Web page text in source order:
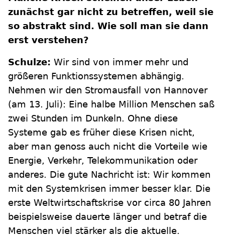
zunächst gar nicht zu betreffen, weil sie
so abstrakt sind. Wie soll man sie dann
erst verstehen?
Schulze: Wir sind von immer mehr und
größeren Funktionssystemen abhängig.
Nehmen wir den Stromausfall von Hannover
(am 13. Juli): Eine halbe Million Menschen saß
zwei Stunden im Dunkeln. Ohne diese
Systeme gab es früher diese Krisen nicht,
aber man genoss auch nicht die Vorteile wie
Energie, Verkehr, Telekommunikation oder
anderes. Die gute Nachricht ist: Wir kommen
mit den Systemkrisen immer besser klar. Die
erste Weltwirtschaftskrise vor circa 80 Jahren
beispielsweise dauerte länger und betraf die
Menschen viel stärker als die aktuelle.